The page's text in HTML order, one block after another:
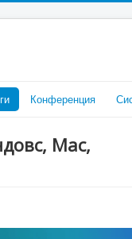
Конференция
Mac,